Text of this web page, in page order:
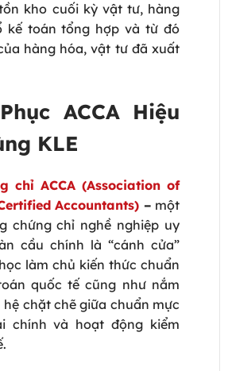
kho cuối kỳ vật tư, hàng
kế toán tổng hợp và từ đó
hàng hóa, vật tư đã xuất
ACCA Hiệu
KLE
chỉ ACCA (Association of
Accountants) – một
chứng chỉ nghề nghiệp uy
cầu chính là “cánh cửa”
làm chủ kiến thức chuẩn
quốc tế cũng như nắm
hệ chặt chẽ giữa chuẩn mực
chính và hoạt động kiểm